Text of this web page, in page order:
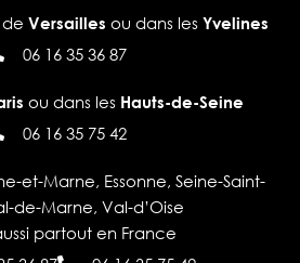
Versailles ou dans les Yvelines
06 16 35 36 87
ou dans lesHauts-de-Seine
06 16 35 75 42
et-Marne, Essonne, Seine-Saint-
de-Marne, Val-d’Oise
partout en France